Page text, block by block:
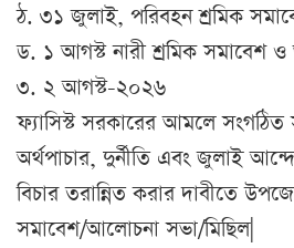
ঠ. ৩১ জুলাই, পরিবহন শ্রমিক
ড. ১ আগস্ট নারী শ্রমিক সমাবেশ
৩. ২ আগস্ট-২০২৬
ফ্যাসিস্ট সরকারের আমলে
অর্থপাচার, দুর্নীতি এবং জুলাই
বিচার তরান্নিত করার দাবীতে
সমাবেশ/আলোচনা সভা/মিছিল|